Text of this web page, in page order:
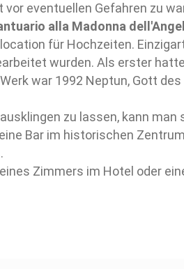
eventuellen Gefahren zu
alla Madonna
für Hochzeiten.
wurden. Als erster
war 1992 Neptun, Gott
zu lassen, kann
Bar im historischen
Zimmers im Hotel oder